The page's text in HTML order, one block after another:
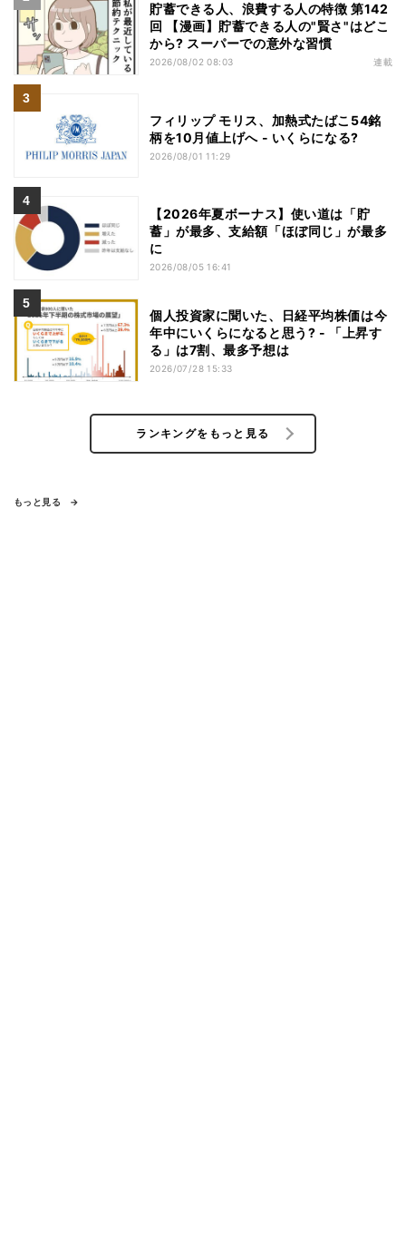
貯蓄できる人、浪費する人の特徴 第142
回 【漫画】貯蓄できる人の"賢さ"はどこ
から? スーパーでの意外な習慣
2026/08/02 08:03 連載
フィリップ モリス、加熱式たばこ54銘
柄を10月値上げへ - いくらになる?
2026/08/01 11:29
【2026年夏ボーナス】使い道は「貯
蓄」が最多、支給額「ほぼ同じ」が最多
に
2026/08/05 16:41
個人投資家に聞いた、日経平均株価は今
年中にいくらになると思う? - 「上昇す
る」は7割、最多予想は
2026/07/28 15:33
ランキングをもっと見る
もっと見る